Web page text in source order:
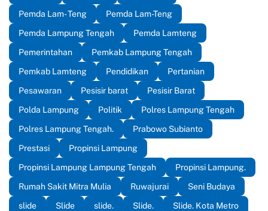
Pemda Lam- Teng
Pemda Lam-Teng
Pemda Lampung Tengah
Pemda Lamteng
Pemerintahan
Pemkab Lampung Tengah
Pemkab Lamteng
Pendidikan
Pertanian
Pesawaran
Pesisir barat
Pesisir Barat
Polda Lampung
Politik
Polres Lampung Tengah
Polres Lampung Tengah.
Prabowo Subianto
Prestasi
Propinsi Lampung
Propinsi Lampung Lampung Tengah
Propinsi Lampung.
Rumah Sakit Mitra Mulia
Ruwajurai
Seni Budaya
slide
Slide slide. Slide.
Slide. Kota Metro